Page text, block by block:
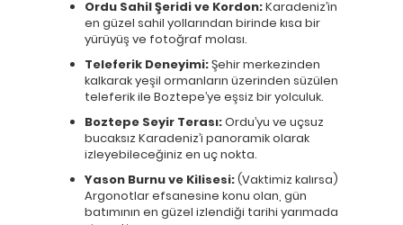
Ordu Sahil Şeridi ve Kordon:Karadeniz’in
en güzel sahil yollarından birinde kısa bir
yürüyüş ve fotoğraf molası.
Teleferik Deneyimi:Şehir merkezinden
kalkarak yeşil ormanların üzerinden süzülen
teleferik ile Boztepe’ye eşsiz bir yolculuk.
Boztepe Seyir Terası:Ordu’yu ve uçsuz
bucaksız Karadeniz’i panoramik olarak
izleyebileceğiniz en uç nokta.
Yason Burnu ve Kilisesi:(Vaktimiz kalırsa)
Argonotlar efsanesine konu olan, gün
batımının en güzel izlendiği tarihi yarımada